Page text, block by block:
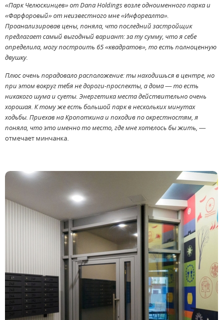
«Парк Челюскинцев» от Dana Holdings возле одноименного парка и
«Фарфоровый» от неизвестного мне «Инфореалта».
Проанализировав цены, поняла, что последний застройщик
предлагает самый выгодный вариант: за ту сумму, что я себе
определила, могу построить 65 «квадратов», то есть полноценную
двушку.
Плюс очень порадовало расположение: ты находишься в центре, но
при этом вокруг тебя не дороги-проспекты, а дома — то есть
никакого шума и суеты. Энергетика места действительно очень
хорошая. К тому же есть большой парк в нескольких минутах
ходьбы. Приехав на Кропоткина и походив по окрестностям, я
поняла, что это именно то место, где мне хотелось бы жить, —
отмечает минчанка.